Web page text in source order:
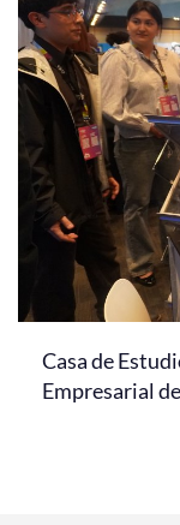
Casa de
Empresarial